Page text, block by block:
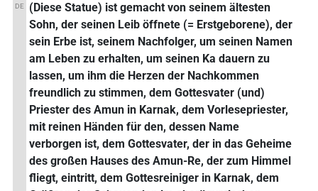
DE
(Diese Statue) ist gemacht von seinem ältesten
Sohn, der seinen Leib öffnete (= Erstgeborene), der
sein Erbe ist, seinem Nachfolger, um seinen Namen
am Leben zu erhalten, um seinen Ka dauern zu
lassen, um ihm die Herzen der Nachkommen
freundlich zu stimmen, dem Gottesvater (und)
Priester des Amun in Karnak, dem Vorlesepriester,
mit reinen Händen für den, dessen Name
verborgen ist, dem Gottesvater, der in das Geheime
des großen Hauses des Amun-Re, der zum Himmel
fliegt, eintritt, dem Gottesreiniger in Karnak, dem